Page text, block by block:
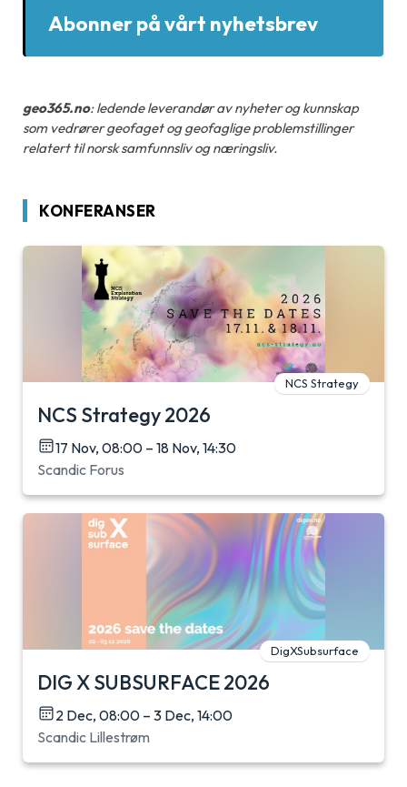
Abonner på vårt nyhetsbrev
geo365.no: ledende leverandør av nyheter og kunnskap
som vedrører geofaget og geofaglige problemstillinger
relatert til norsk samfunnsliv og næringsliv.
KONFERANSER
NCS Strategy
NCS Strategy 2026
17 Nov, 08:00 – 18 Nov, 14:30
Scandic Forus
DigXSubsurface
DIG X SUBSURFACE 2026
2 Dec, 08:00 – 3 Dec, 14:00
Scandic Lillestrøm